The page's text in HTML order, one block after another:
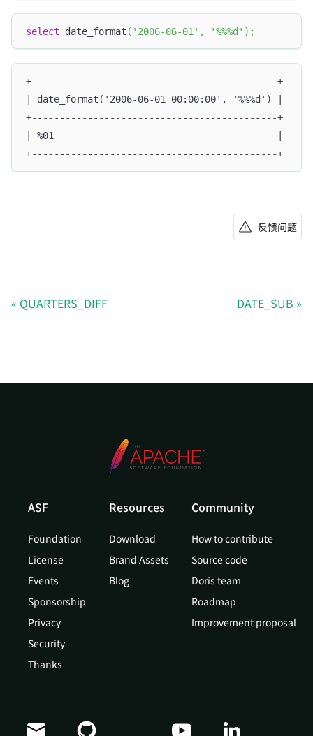
select date_format ( '2006-06-01' , '%%%d' ) ;
+--------------------------------------------+
| date_format('2006-06-01 00:00:00', '%%%d') |
+--------------------------------------------+
| %01                                        |
+--------------------------------------------+
反馈问题
QUARTERS_DIFF DATE_SUB
ASF
Foundation
License
Events
Sponsorship
Privacy
Security
Thanks
Resources
Download
Brand Assets
Blog
Community
How to contribute
Source code
Doris team
Roadmap
Improvement proposal